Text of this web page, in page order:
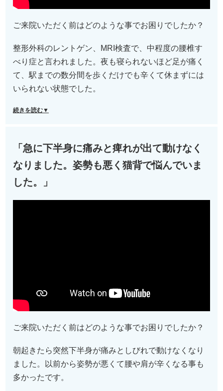
ご来院いただく前はどのような事でお困りでしたか？
整形外科のレントゲン、MRI検査で、中程度の腰椎す
べり症と言われました。夜も寝られないほど足が痛く
て、駅までの数分間を歩くだけでも辛くて休まずには
いられない状態でした。
続きを読む▼
「急に下半身に痛みと痺れが出て動けなく
なりました。姿勢も悪く猫背で悩んでいま
した。」
ご来院いただく前はどのような事でお困りでしたか？
朝起きたら突然下半身が痛みとしびれで動けなくなり
ました。以前から姿勢が悪くて腰や肩が辛くなる事も
多かったです。